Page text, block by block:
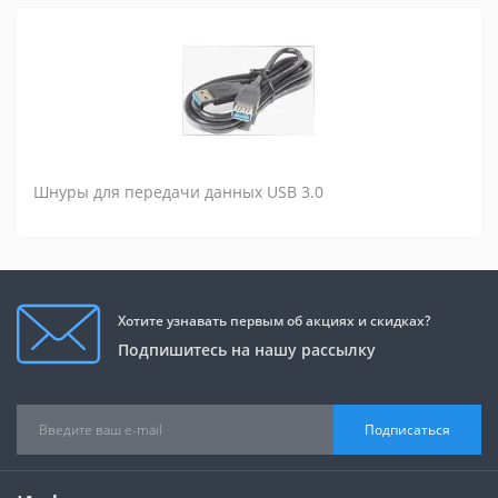
Шнуры для передачи данных USB 3.0
Хотите узнавать первым об акциях и скидках?
Подпишитесь на нашу рассылку
Подписаться